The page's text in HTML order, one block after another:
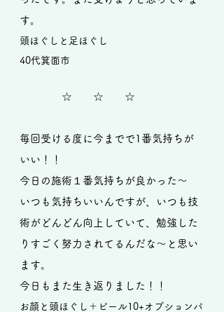
す。
頭ほぐしと足ほぐし
40代箕面市
☆ ☆ ☆
毎回受ける度に今までで1番気持ちが
いい！！
今日の施術１番気持ちが良かった～
いつも気持ちいいんですが、いつも技
術がどんどん向上していて、勉強した
りすごく努力されてるんだな～と思い
ます。
今日もまた生き返りました！！
お顔と頭ほぐし＋ピール10+オプションパ